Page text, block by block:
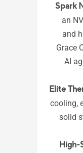
Spark
an
and
Grace
AI
Elite
cooling,
solid
High-